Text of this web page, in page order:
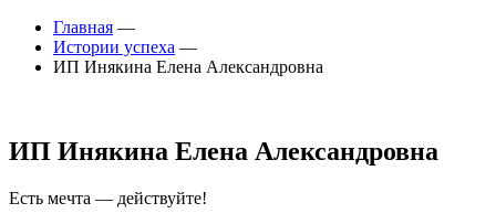
Главная —
Истории успеха —
ИП Инякина Елена Александровна
ИП Инякина Елена Александровна
Есть мечта — действуйте!